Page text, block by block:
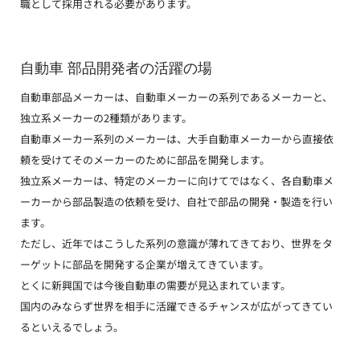
職として採用される必要があります。
自動車 部品開発者の活躍の場
自動車部品メーカーは、自動車メーカーの系列であるメーカーと、
独立系メーカーの2種類があります。
自動車メーカー系列のメーカーは、大手自動車メーカーから直接依
頼を受けてそのメーカーのために部品を開発します。
独立系メーカーは、特定のメーカーに向けてではなく、各自動車メ
ーカーから部品製造の依頼を受け、自社で部品の開発・製造を行い
ます。
ただし、近年ではこうした系列の意識が薄れてきており、世界をタ
ーゲットに部品を開発する企業が増えてきています。
とくに新興国では今後自動車の需要が見込まれています。
国内のみならず世界を相手に活躍できるチャンスが広がってきてい
るといえるでしょう。